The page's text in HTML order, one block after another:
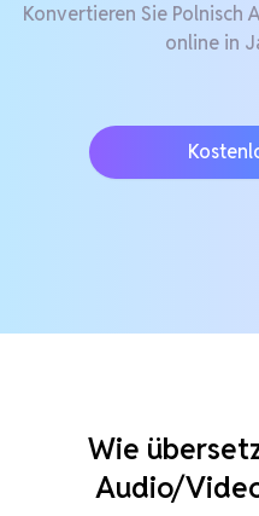
Konvertieren Sie
online in
Wie
Audio/